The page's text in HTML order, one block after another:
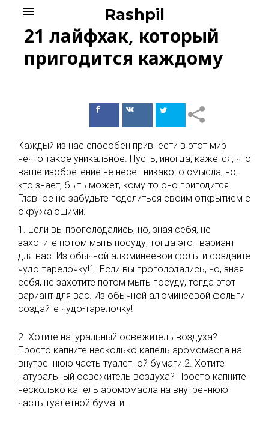
content
Rashpil
menu
21 лайфхак, который
пригодится каждому
ПоделитьсяПоделиться
Каждый из нас способен привнести в этот мир
нечто такое уникальное. Пусть, иногда, кажется, что
ваше изобретение не несет никакого смысла, но,
кто знает, быть может, кому-то оно пригодится.
Главное не забудьте поделиться своим открытием с
окружающими.
1. Если вы проголодались, но, зная себя, не
захотите потом мыть посуду, тогда этот вариант
для вас. Из обычной алюминеевой фольги создайте
чудо-тарелочку!1. Если вы проголодались, но, зная
себя, не захотите потом мыть посуду, тогда этот
вариант для вас. Из обычной алюминеевой фольги
создайте чудо-тарелочку!
2. Хотите натуральный освежитель воздуха?
Просто капните несколько капель аромoмасла на
внутреннюю часть туалетной бумаги.2. Хотите
натуральный освежитель воздуха? Просто капните
несколько капель аромoмасла на внутреннюю
часть туалетной бумаги.